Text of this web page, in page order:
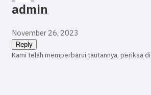
admin
November 26, 2023
Reply
Kami telah memperbarui tautannya, periksa